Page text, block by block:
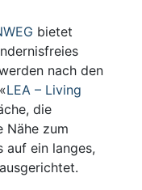
bietet
nach den
LEA – Living
die
Nähe zum
auf ein langes,